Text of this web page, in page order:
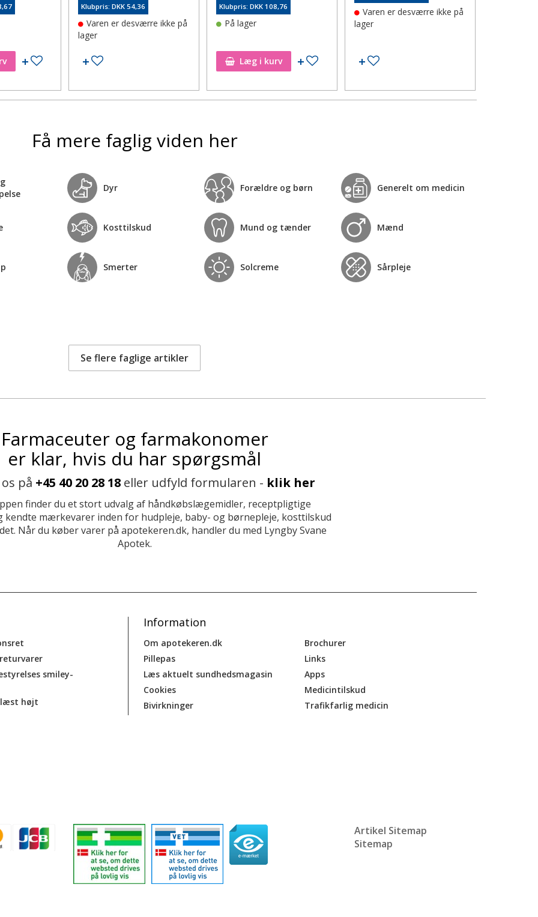
Tilføj til ønskeseddel
Klubpris: DKK 54,36
Varen er desværre ikke på
lager
Tilføj til ønskeseddel
Klubpris: DKK 108,76
På lager
Læg i kurv Tilføj til ønskeseddel
Varen er desværre ikke på
lager
Tilføj til ønskeseddel
Få mere faglig viden her
Dyr Forældre og børn Generelt om medicin
Kosttilskud Mund og tænder Mænd
Smerter Solcreme Sårpleje
Se flere faglige artikler
Farmaceuter og farmakonomer
er klar, hvis du har spørgsmål
på +45 40 20 28 18 eller udfyld formularen - klik her
finder du et stort udvalg af håndkøbslægemidler, receptpligtige
kendte mærkevarer inden for hudpleje, baby- og børnepleje, kosttilskud
Når du køber varer på apotekeren.dk, handler du med Lyngby Svane
Apotek.
smiley-
læst højt
Information
Om apotekeren.dk
Pillepas
Læs aktuelt sundhedsmagasin
Cookies
Bivirkninger
Brochurer
Links
Apps
Medicintilskud
Trafikfarlig medicin
Artikel Sitemap
Sitemap